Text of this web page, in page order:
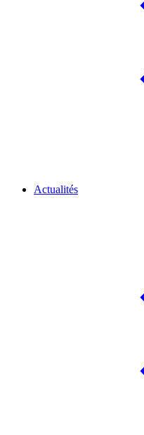
Actualités